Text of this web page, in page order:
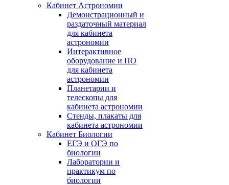
Кабинет Астрономии
Демонстрационный и
раздаточный материал
для кабинета
астрономии
Интерактивное
оборудование и ПО
для кабинета
астрономии
Планетарии и
телескопы для
кабинета астрономии
Стенды, плакаты для
кабинета астрономии
Кабинет Биологии
ЕГЭ и ОГЭ по
биологии
Лаборатории и
практикум по
биологии